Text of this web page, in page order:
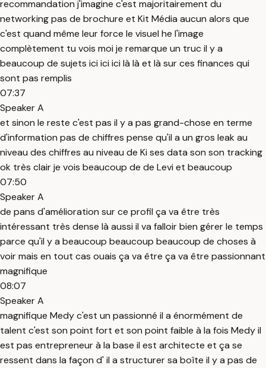
recommandation j'imagine c'est majoritairement du
networking pas de brochure et Kit Média aucun alors que
c'est quand même leur force le visuel he l'image
complètement tu vois moi je remarque un truc il y a
beaucoup de sujets ici ici ici là là et là sur ces finances qui
sont pas remplis
07:37
Speaker A
et sinon le reste c'est pas il y a pas grand-chose en terme
d'information pas de chiffres pense qu'il a un gros leak au
niveau des chiffres au niveau de Ki ses data son son tracking
ok très clair je vois beaucoup de de Levi et beaucoup
07:50
Speaker A
de pans d'amélioration sur ce profil ça va être très
intéressant très dense là aussi il va falloir bien gérer le temps
parce qu'il y a beaucoup beaucoup beaucoup de choses à
voir mais en tout cas ouais ça va être ça va être passionnant
magnifique
08:07
Speaker A
magnifique Medy c'est un passionné il a énormément de
talent c'est son point fort et son point faible à la fois Medy il
est pas entrepreneur à la base il est architecte et ça se
ressent dans la façon d' il a structurer sa boîte il y a pas de